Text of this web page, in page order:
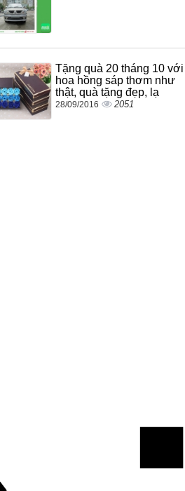
Tặng quà 20 tháng 10 với
hoa hồng sáp thơm như
thật, quà tặng đẹp, lạ
28/09/2016 2051